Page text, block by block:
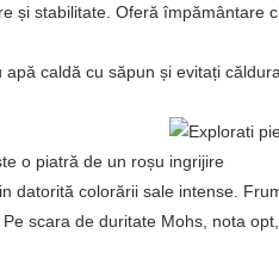
și stabilitate. Oferă împământare
apă caldă cu săpun și evitați
o piatră de un roșu
datorită colorării sale intense.
scara de duritate Mohs, nota